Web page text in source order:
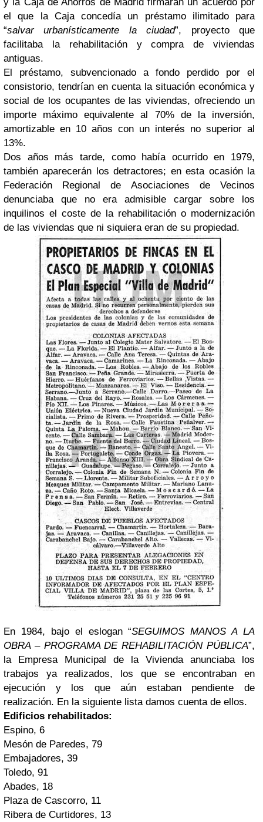
el que la Caja concedía un préstamo ilimitado para
“salvar urbanísticamente la ciudad”, proyecto que
facilitaba la rehabilitación y compra de viviendas
antiguas.
El préstamo, subvencionado a fondo perdido por el
consistorio, tendrían en cuenta la situación económica y
social de los ocupantes de las viviendas, ofreciendo un
importe máximo equivalente al 70% de la inversión,
amortizable en 10 años con un interés no superior al
13%.
Dos años más tarde, como había ocurrido en 1979,
también aparecerán los detractores; en esta ocasión la
Federación Regional de Asociaciones de Vecinos
denunciaba que no era admisible cargar sobre los
inquilinos el coste de la rehabilitación o modernización
de las viviendas que ni siquiera eran de su propiedad.
En 1984, bajo el eslogan “SEGUIMOS MANOS A LA
OBRA – PROGRAMA DE REHABILITACIÓN PÚBLICA”,
la Empresa Municipal de la Vivienda anunciaba los
trabajos ya realizados, los que se encontraban en
ejecución y los que aún estaban pendiente de
realización. En la siguiente lista damos cuenta de ellos.
Edificios rehabilitados:
Espino, 6
Mesón de Paredes, 79
Embajadores, 39
Toledo, 91
Abades, 18
Plaza de Cascorro, 11
Ribera de Curtidores, 13